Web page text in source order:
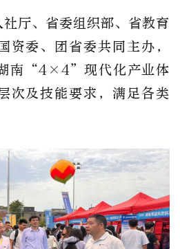
厅、省委组织部、省教育
资委、团省委共同主办，
南 “4×4”现代化产业体
次及技能要求，满足各类